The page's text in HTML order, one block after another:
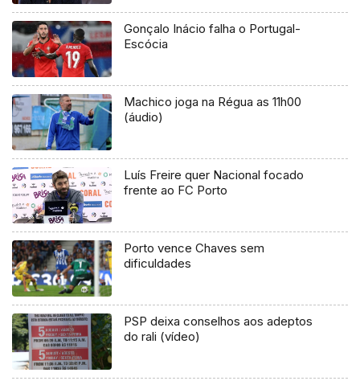
Gonçalo Inácio falha o Portugal-
Escócia
Machico joga na Régua as 11h00
(áudio)
Luís Freire quer Nacional focado
frente ao FC Porto
Porto vence Chaves sem
dificuldades
PSP deixa conselhos aos adeptos
do rali (vídeo)